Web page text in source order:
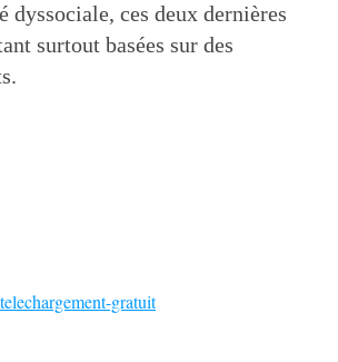
dyssociale, ces deux dernières
surtout basées sur des
telechargement-gratuit